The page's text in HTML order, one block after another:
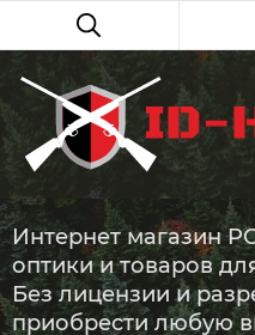
Интернет магазин
оптики и товаров
Без лицензии и
приобрести любую